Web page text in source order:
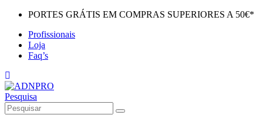
PORTES GRÁTIS EM COMPRAS SUPERIORES A 50€*
Profissionais
Loja
Faq’s
Pesquisa